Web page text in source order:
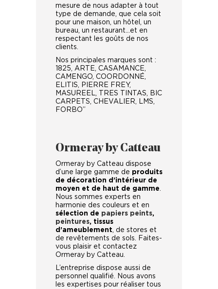
mesure de nous adapter à tout
type de demande, que cela soit
pour une maison, un hôtel, un
bureau, un restaurant…et en
respectant les goûts de nos
clients.
Nos principales marques sont :
1825, ARTE, CASAMANCE,
CAMENGO, COORDONNÉ,
ELITIS, PIERRE FREY,
MASUREEL, TRES TINTAS, BIC
CARPETS, CHEVALIER, LMS,
FORBO”
Ormeray by Catteau
Ormeray by Catteau dispose
d’une large gamme de produits
de décoration d’intérieur de
moyen et de haut de gamme.
Nous sommes experts en
harmonie des couleurs et en
sélection de papiers peints,
peintures, tissus
d’ameublement, de stores et
de revêtements de sols. Faites-
vous plaisir et contactez
Ormeray by Catteau.
L’entreprise dispose aussi de
personnel qualifié. Nous avons
les expertises pour réaliser tous